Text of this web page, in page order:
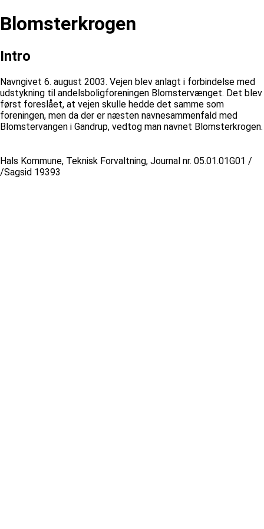
Blomsterkrogen
Intro
Navngivet 6. august 2003. Vejen blev anlagt i forbindelse med
udstykning til andelsboligforeningen Blomstervænget. Det blev
først foreslået, at vejen skulle hedde det samme som
foreningen, men da der er næsten navnesammenfald med
Blomstervangen i Gandrup, vedtog man navnet Blomsterkrogen.
Hals Kommune, Teknisk Forvaltning, Journal nr. 05.01.01G01 /
/Sagsid 19393